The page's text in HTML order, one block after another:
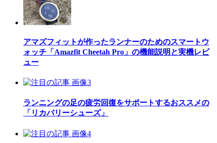
アマズフィットが作ったランナーのためのスマートウ
ォッチ「Amazfit Cheetah Pro」の機能説明と実機レビ
ュー
ランニングの足の疲労回復をサポートするおススメの
「リカバリーシューズ」